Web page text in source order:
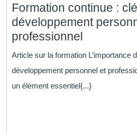
Formation continue :
développement
professionnel
continue
du
Article sur la formation L’importance
développement personnel et
un élément essentiel{...}